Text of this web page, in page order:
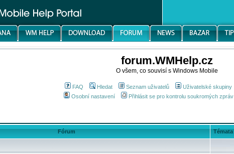
forum.WMHelp.cz
O všem, co souvisí s Windows Mobile
FAQ Hledat Seznam uživatelů Uživatelské skupiny
Osobní nastavení
Přihlásit se pro kontrolu soukromých zpráv
Fórum Témata